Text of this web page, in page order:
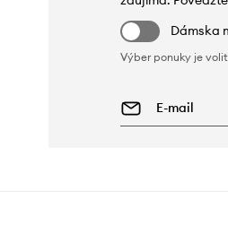
Dámska
Výber ponuky je